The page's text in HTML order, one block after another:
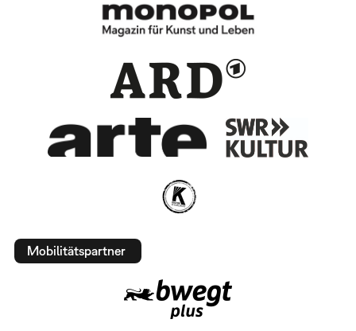
Mobilitätspartner